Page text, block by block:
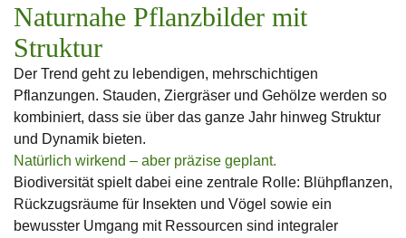
Naturnahe Pflanzbilder mit
Struktur
Der Trend geht zu lebendigen, mehrschichtigen
Pflanzungen. Stauden, Ziergräser und Gehölze werden so
kombiniert, dass sie über das ganze Jahr hinweg Struktur
und Dynamik bieten.
Natürlich wirkend – aber präzise geplant.
Biodiversität spielt dabei eine zentrale Rolle: Blühpflanzen,
Rückzugsräume für Insekten und Vögel sowie ein
bewusster Umgang mit Ressourcen sind integraler